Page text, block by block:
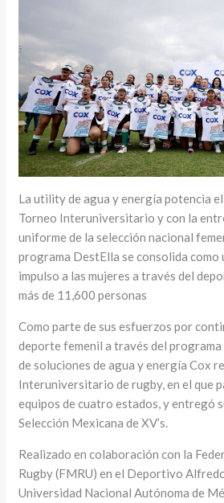
La utility de agua y energía potencia
Torneo Interuniversitario y con la
uniforme de la selección nacional
programa DestElla se consolida como
impulso a las mujeres a través del
más de 11,600 personas
Como parte de sus esfuerzos por
deporte femenil a través del programa
de soluciones de agua y energía Cox
Interuniversitario de rugby, en el que
equipos de cuatro estados, y entregó
Selección Mexicana de XV’s.
Realizado en colaboración con la
Rugby (FMRU) en el Deportivo
Universidad Nacional Autónoma de